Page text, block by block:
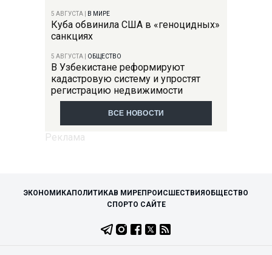
5 АВГУСТА В МИРЕ
Куба обвинила США в «геноцидных»
санкциях
5 АВГУСТА ОБЩЕСТВО
В Узбекистане реформируют
кадастровую систему и упростят
регистрацию недвижимости
ВСЕ НОВОСТИ
ЭКОНОМИКАПОЛИТИКАВ МИРЕПРОИСШЕСТВИЯОБЩЕСТВО
СПОРТО САЙТЕ